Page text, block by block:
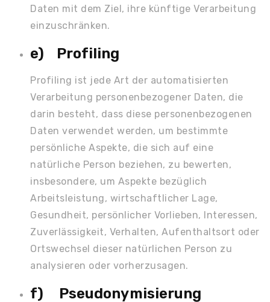
Daten mit dem Ziel, ihre künftige Verarbeitung
einzuschränken.
e) Profiling
Profiling ist jede Art der automatisierten
Verarbeitung personenbezogener Daten, die
darin besteht, dass diese personenbezogenen
Daten verwendet werden, um bestimmte
persönliche Aspekte, die sich auf eine
natürliche Person beziehen, zu bewerten,
insbesondere, um Aspekte bezüglich
Arbeitsleistung, wirtschaftlicher Lage,
Gesundheit, persönlicher Vorlieben, Interessen,
Zuverlässigkeit, Verhalten, Aufenthaltsort oder
Ortswechsel dieser natürlichen Person zu
analysieren oder vorherzusagen.
f) Pseudonymisierung